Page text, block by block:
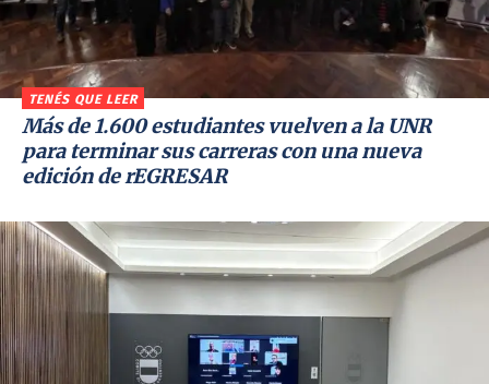
TENÉS QUE LEER
Más de 1.600 estudiantes vuelven a la UNR
para terminar sus carreras con una nueva
edición de rEGRESAR